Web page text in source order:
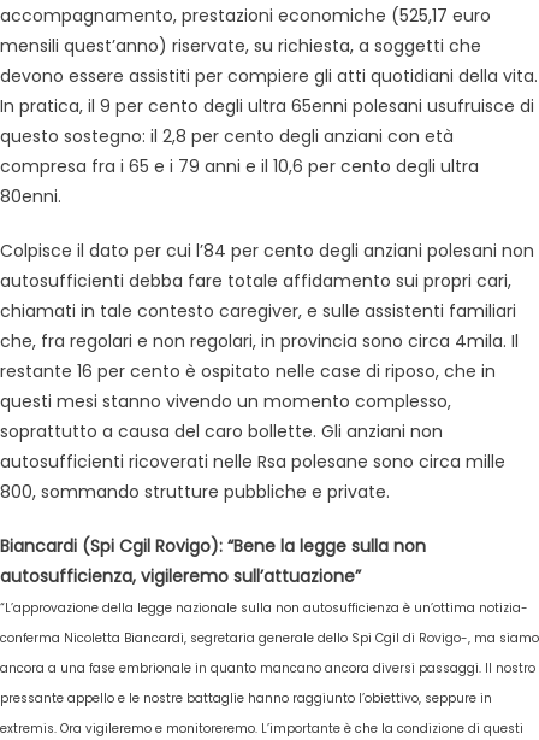
accompagnamento, prestazioni economiche (525,17 euro
mensili quest’anno) riservate, su richiesta, a soggetti che
devono essere assistiti per compiere gli atti quotidiani della vita.
In pratica, il 9 per cento degli ultra 65enni polesani usufruisce di
questo sostegno: il 2,8 per cento degli anziani con età
compresa fra i 65 e i 79 anni e il 10,6 per cento degli ultra
80enni.
Colpisce il dato per cui l’84 per cento degli anziani polesani non
autosufficienti debba fare totale affidamento sui propri cari,
chiamati in tale contesto caregiver, e sulle assistenti familiari
che, fra regolari e non regolari, in provincia sono circa 4mila. Il
restante 16 per cento è ospitato nelle case di riposo, che in
questi mesi stanno vivendo un momento complesso,
soprattutto a causa del caro bollette. Gli anziani non
autosufficienti ricoverati nelle Rsa polesane sono circa mille
800, sommando strutture pubbliche e private.
Biancardi (Spi Cgil Rovigo): “Bene la legge sulla non
autosufficienza, vigileremo sull’attuazione”
“L’approvazione della legge nazionale sulla non autosufficienza è un’ottima notizia-
conferma Nicoletta Biancardi, segretaria generale dello Spi Cgil di Rovigo-, ma siamo
ancora a una fase embrionale in quanto mancano ancora diversi passaggi. Il nostro
pressante appello e le nostre battaglie hanno raggiunto l’obiettivo, seppure in
extremis. Ora vigileremo e monitoreremo. L’importante è che la condizione di questi